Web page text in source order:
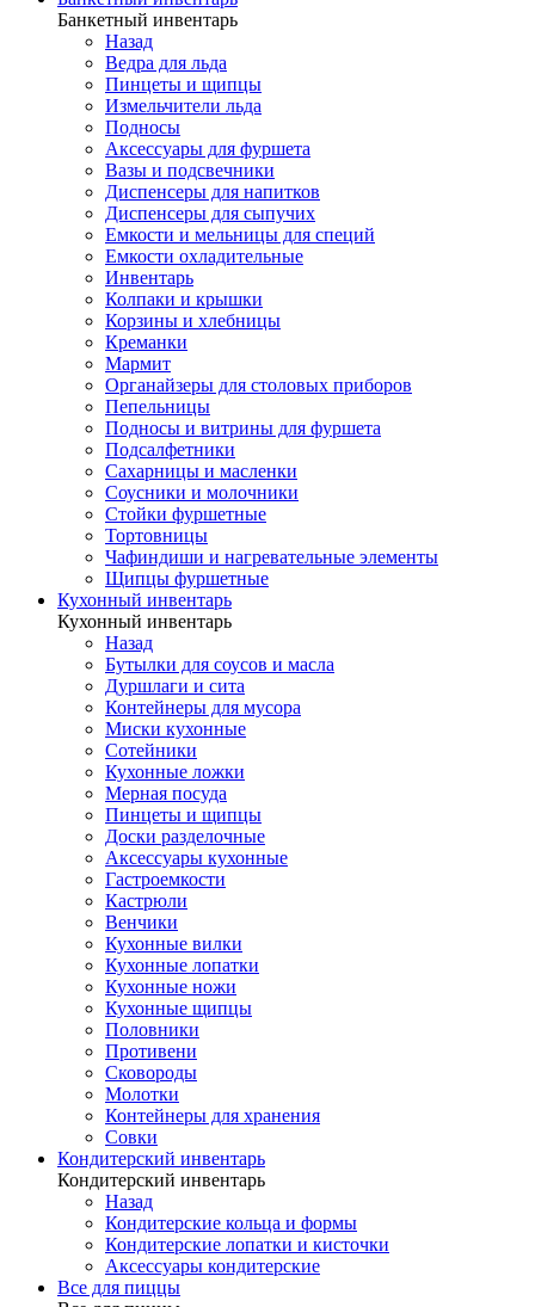
Банкетный инвентарь
Назад
Ведра для льда
Пинцеты и щипцы
Измельчители льда
Подносы
Аксессуары для фуршета
Вазы и подсвечники
Диспенсеры для напитков
Диспенсеры для сыпучих
Емкости и мельницы для специй
Емкости охладительные
Инвентарь
Колпаки и крышки
Корзины и хлебницы
Креманки
Мармит
Органайзеры для столовых приборов
Пепельницы
Подносы и витрины для фуршета
Подсалфетники
Сахарницы и масленки
Соусники и молочники
Стойки фуршетные
Тортовницы
Чафиндиши и нагревательные элементы
Щипцы фуршетные
Кухонный инвентарь
Кухонный инвентарь
Назад
Бутылки для соусов и масла
Дуршлаги и сита
Контейнеры для мусора
Миски кухонные
Сотейники
Кухонные ложки
Мерная посуда
Пинцеты и щипцы
Доски разделочные
Аксессуары кухонные
Гастроемкости
Кастрюли
Венчики
Кухонные вилки
Кухонные лопатки
Кухонные ножи
Кухонные щипцы
Половники
Противени
Сковороды
Молотки
Контейнеры для хранения
Совки
Кондитерский инвентарь
Кондитерский инвентарь
Назад
Кондитерские кольца и формы
Кондитерские лопатки и кисточки
Аксессуары кондитерские
Все для пиццы